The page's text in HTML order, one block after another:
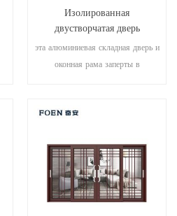
Изолированная
двустворчатая дверь
длительного пользования для
приморского отеля
эта алюминиевая складная дверь и
оконная рама заперты в
характеристики превосходны.
удовлетворения различных
архитектурных потребностей.